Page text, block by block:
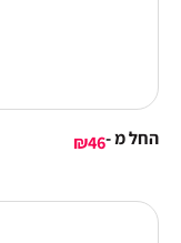
החל מ - ₪46